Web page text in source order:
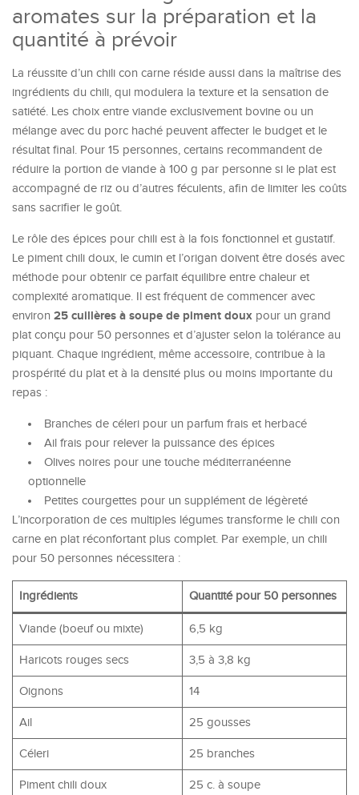
aromates sur la préparation et la
quantité à prévoir
La réussite d’un chili con carne réside aussi dans la maîtrise des
ingrédients du chili, qui modulera la texture et la sensation de
satiété. Les choix entre viande exclusivement bovine ou un
mélange avec du porc haché peuvent affecter le budget et le
résultat final. Pour 15 personnes, certains recommandent de
réduire la portion de viande à 100 g par personne si le plat est
accompagné de riz ou d’autres féculents, afin de limiter les coûts
sans sacrifier le goût.
Le rôle des épices pour chili est à la fois fonctionnel et gustatif.
Le piment chili doux, le cumin et l’origan doivent être dosés avec
méthode pour obtenir ce parfait équilibre entre chaleur et
complexité aromatique. Il est fréquent de commencer avec
environ 25 cuillères à soupe de piment doux pour un grand
plat conçu pour 50 personnes et d’ajuster selon la tolérance au
piquant. Chaque ingrédient, même accessoire, contribue à la
prospérité du plat et à la densité plus ou moins importante du
repas :
Branches de céleri pour un parfum frais et herbacé
Ail frais pour relever la puissance des épices
Olives noires pour une touche méditerranéenne
optionnelle
Petites courgettes pour un supplément de légèreté
L’incorporation de ces multiples légumes transforme le chili con
carne en plat réconfortant plus complet. Par exemple, un chili
pour 50 personnes nécessitera :
Ingrédients Quantité pour 50 personnes
Viande (boeuf ou mixte) 6,5 kg
Haricots rouges secs 3,5 à 3,8 kg
Oignons 14
Ail 25 gousses
Céleri 25 branches
Piment chili doux 25 c. à soupe